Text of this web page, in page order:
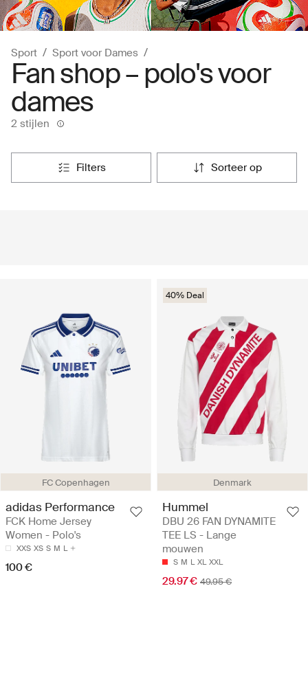
Sport Sport voor Dames
Fan shop – polo's voor
dames
2 stijlen
filters sorteer op
FC Copenhagen
adidas Performance
FCK Home Jersey
Women - Polo's
XXS XS S M L
100 €
Denmark
40% Deal
Hummel
DBU 26 FAN DYNAMITE
TEE LS - Lange
mouwen
S M L XL XXL
29.97 € 49.95 €